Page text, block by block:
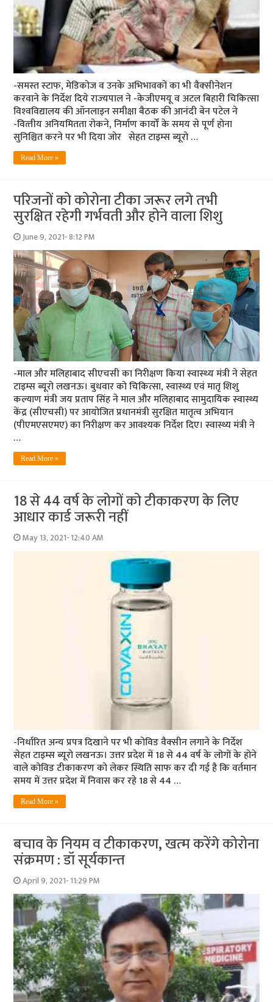
-समस्‍त स्‍टाफ, मेडिकोज व उनके अभिभावकों का भी वैक्‍सीनेशन
करवाने के निर्देश दिये राज्‍यपाल ने -केजीएमयू व अटल बिहारी चिकित्‍सा
विश्‍वविद्यालय की ऑनलाइन समीक्षा बैठक की आनंदी बेन पटेल ने
-वित्‍तीय अनियमितता रोकने, निर्माण कार्यों के समय से पूर्ण होना
सुनिश्चित करने पर भी दिया जोर सेहत टाइम्‍स ब्‍यूरो …
Read More »
परिजनों को कोरोना टीका जरूर लगे तभी
सुरक्षित रहेगी गर्भवती और होने वाला शिशु
June 9, 2021- 8:12 PM
-माल और मलिहाबाद सीएचसी का निरीक्षण किया स्‍वास्‍थ्‍य मंत्री ने सेहत
टाइम्‍स ब्‍यूरो लखनऊ। बुधवार को चिकित्सा, स्वास्थ्य एवं मातृ शिशु
कल्याण मंत्री जय प्रताप सिंह ने माल और मलिहाबाद सामुदायिक स्वास्थ्य
केंद्र (सीएचसी) पर आयोजित प्रधानमंत्री सुरक्षित मातृत्व अभियान
(पीएमएसएमए) का निरीक्षण कर आवश्यक निर्देश दिए। स्वास्थ्य मंत्री ने
…
Read More »
18 से 44 वर्ष के लोगों को टीकाकरण के लिए
आधार कार्ड जरूरी नहीं
May 13, 2021- 12:40 AM
-निर्धारित अन्‍य प्रपत्र दिखाने पर भी कोविड वैक्‍सीन लगाने के निर्देश
सेहत टाइम्‍स ब्‍यूरो लखनऊ। उत्तर प्रदेश में 18 से 44 वर्ष के लोगों के होने
वाले कोविड टीकाकरण को लेकर स्थिति साफ कर दी गई है कि वर्तमान
समय में उत्तर प्रदेश में निवास कर रहे 18 से 44 …
Read More »
बचाव के नियम व टीकाकरण, खत्‍म करेंगे कोरोना
संक्रमण : डॉ सूर्यकान्‍त
April 9, 2021- 11:29 PM